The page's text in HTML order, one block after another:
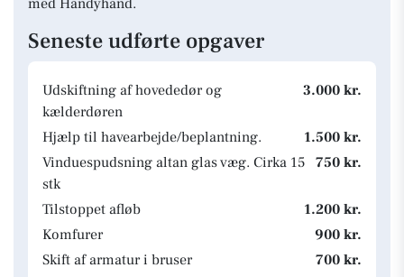
med Handyhand.
Seneste udførte opgaver
Udskiftning af hovededør og
kælderdøren
3.000 kr.
Hjælp til havearbejde/beplantning.
1.500 kr.
Vinduespudsning altan glas væg. Cirka 15
stk
750 kr.
Tilstoppet afløb
1.200 kr.
Komfurer
900 kr.
Skift af armatur i bruser
700 kr.